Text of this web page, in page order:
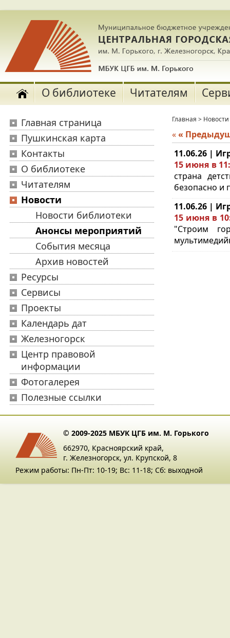
О библиотеке Читателям
Главная страница
Пушкинская карта
Контакты
О библиотеке
Читателям
Новости
Новости библиотеки
Анонсы мероприятий
События месяца
Архив новостей
Ресурсы
Сервисы
Проекты
Календарь дат
Железногорск
Центр правовой
информации
Фотогалерея
Полезные ссылки
Главная > Новости
««
11.06.26 |
15 июня в
страна
безопасно и
11.06.26 |
15 июня в
"Строим
© 2009-2025 МБУК ЦГБ им. М. Горького
662970, Красноярский край,
г. Железногорск, ул. Крупской, 8
Режим работы: Пн-Пт: 10-19; Вс: 11-18; Сб: выходной